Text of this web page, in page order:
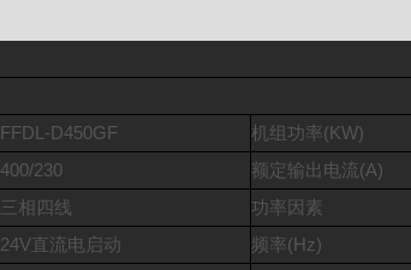
FFDL-D450GF 机组功率(KW)
400/230 额定输出电流(A)
三相四线 功率因素
24V直流电启动 频率(Hz)